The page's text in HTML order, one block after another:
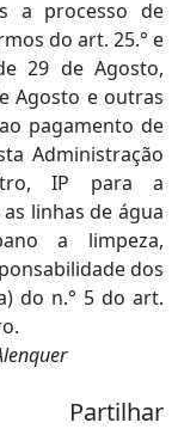
a processo de
do art. 25.° e
29 de Agosto,
Agosto e outras
pagamento de
Administração
IP para a
linhas de água
a limpeza,
dos
do n.° 5 do art.
Partilhar